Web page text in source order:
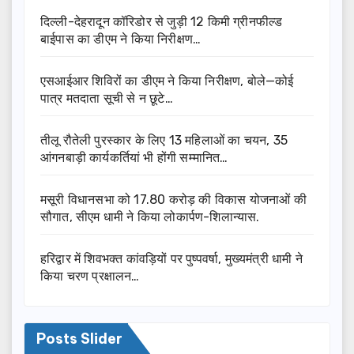
दिल्ली-देहरादून कॉरिडोर से जुड़ी 12 किमी ग्रीनफील्ड
बाईपास का डीएम ने किया निरीक्षण…
एसआईआर शिविरों का डीएम ने किया निरीक्षण, बोले—कोई
पात्र मतदाता सूची से न छूटे…
तीलू रौतेली पुरस्कार के लिए 13 महिलाओं का चयन, 35
आंगनबाड़ी कार्यकर्तियां भी होंगी सम्मानित…
मसूरी विधानसभा को 17.80 करोड़ की विकास योजनाओं की
सौगात, सीएम धामी ने किया लोकार्पण-शिलान्यास.
हरिद्वार में शिवभक्त कांवड़ियों पर पुष्पवर्षा, मुख्यमंत्री धामी ने
किया चरण प्रक्षालन…
Posts Slider